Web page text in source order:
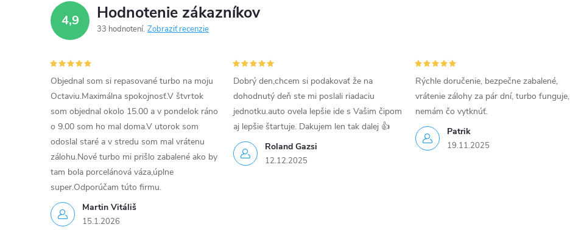
4,9 Hodnotenie zákazníkov
33 hodnotení Zobraziť recenzie
Martin Vitáliš
15.1.2026
Objednal som si repasované turbo na moju
Octaviu.Maximálna spokojnosť.V štvrtok
som objednal okolo 15.00 a v pondelok ráno
o 9.00 som ho mal doma.V utorok som
odoslal staré a v stredu som mal vrátenu
zálohu.Nové turbo mi prišlo zabalené ako by
tam bola porcelánová váza,úplne
super.Odporúčam túto firmu.
Roland Gazsi
12.12.2025
Dobrý den,chcem si podakovať že na
dohodnutý deň ste mi poslali riadaciu
jednotku.auto ovela lepšie ide s Vašim čipom
aj lepšie štartuje. Dakujem len tak dalej 👍
Patrik
19.11.2025
Rýchle doručenie, bezpečne zabalené,
vrátenie zálohy za pár dní, turbo funguje,
nemám čo vytknúť.